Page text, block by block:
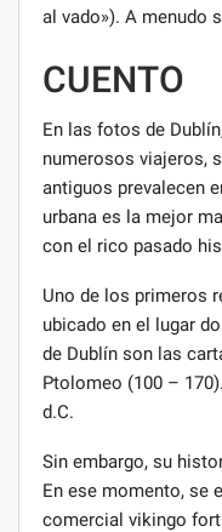
al vado»). A menudo
CUENTO
En las fotos de
numerosos viajeros,
antiguos prevalecen
urbana es la mejor
con el rico pasado
Uno de los primeros
ubicado en el lugar
de Dublín son las
Ptolomeo (100 –
d.C.
Sin embargo, su
En ese momento, se
comercial vikingo